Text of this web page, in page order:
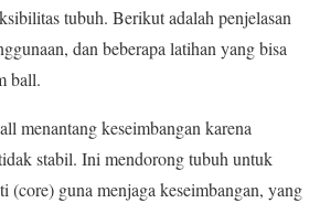
tubuh. Berikut adalah penjelasan
dan beberapa latihan yang bisa
ball.
menantang keseimbangan karena
stabil. Ini mendorong tubuh untuk
(core) guna menjaga keseimbangan, yang